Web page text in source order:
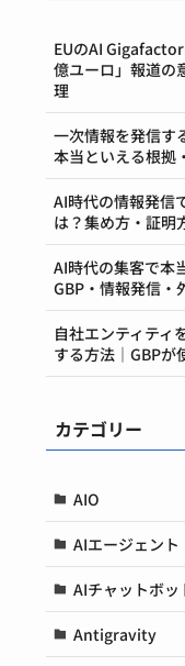
EUのAI
億ユーロ」報道の
理
一次情報を発信す
本当といえる根拠
AI時代の情報発信
は？集め方・証明
AI時代の集客で本
GBP・情報発信・
自社エンティティ
する方法｜GBPが
カテゴリー
AIO
AIエージェント
AIチャットボッ
Antigravity